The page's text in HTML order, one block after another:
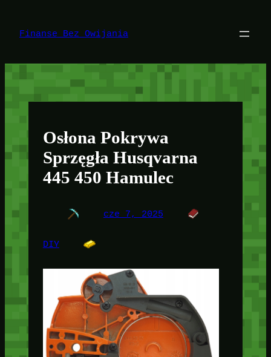
treści
Finanse Bez Owijania
Osłona Pokrywa
Sprzęgła Husqvarna
445 450 Hamulec
cze 7, 2025
DIY